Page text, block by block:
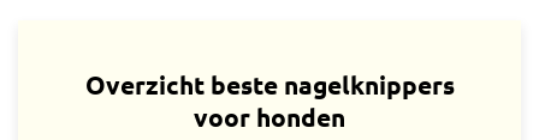
Overzicht beste nagelknippers
voor honden